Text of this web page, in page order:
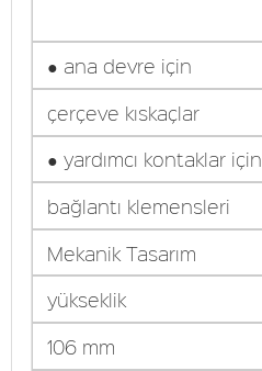
● ana devre için
çerçeve kıskaçlar
● yardımcı kontaklar için
bağlantı klemensleri
Mekanik Tasarım
yükseklik
106 mm